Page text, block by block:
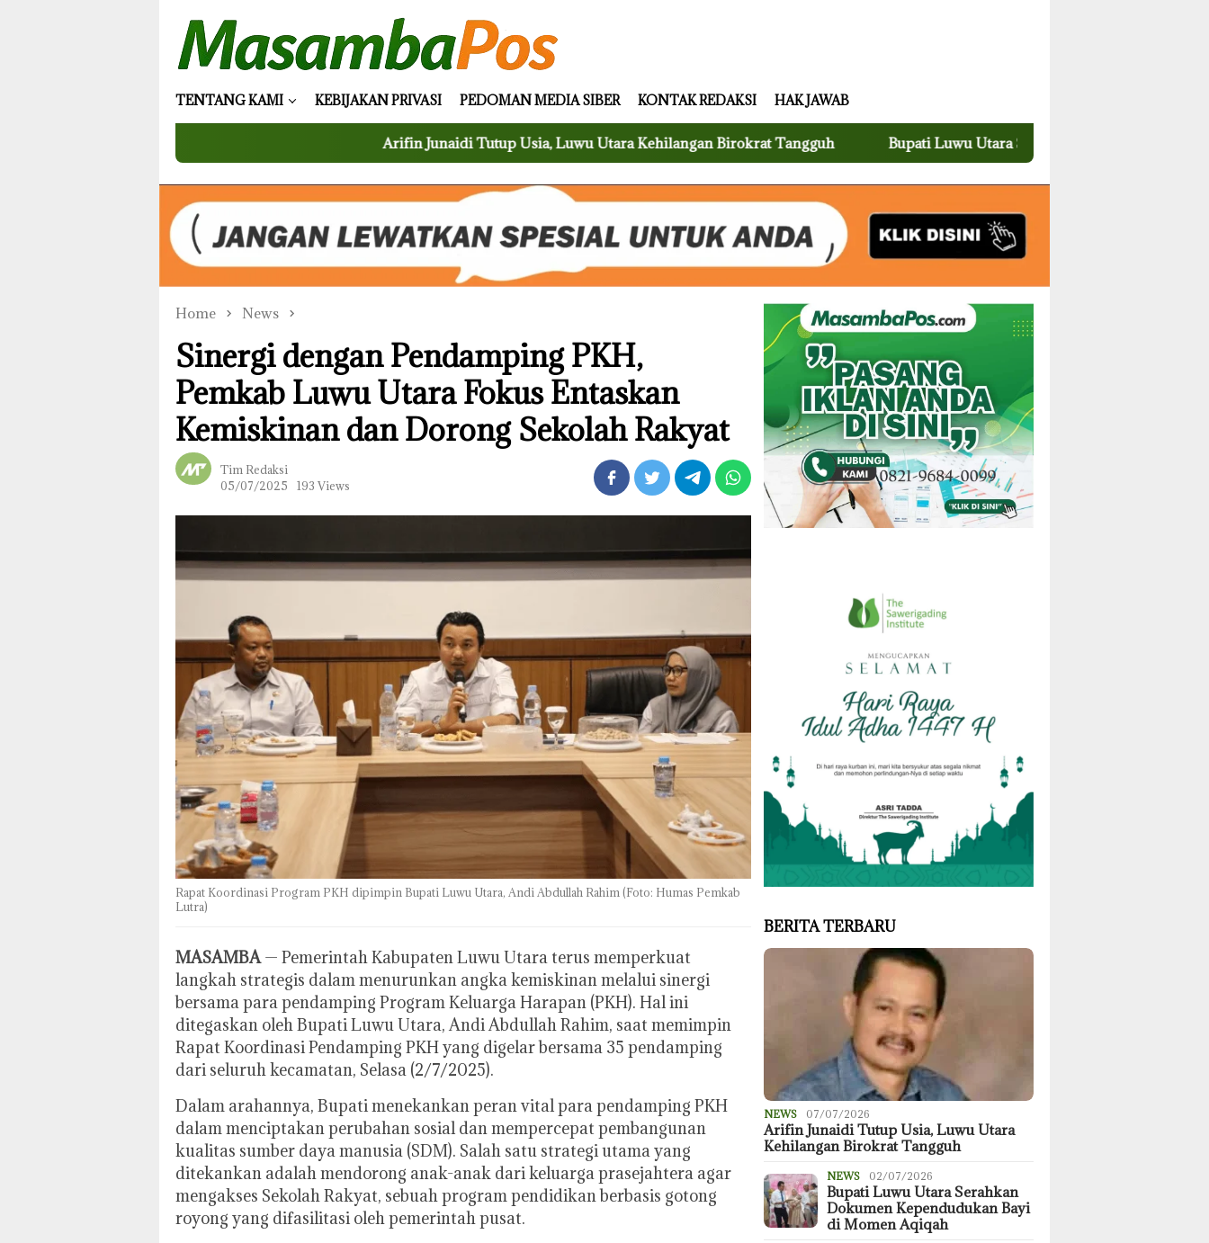
content
TENTANG KAMI KEBIJAKAN PRIVASI PEDOMAN MEDIA SIBER KONTAK REDAKSI HAK JAWAB
Arifin Junaidi Tutup Usia, Luwu Utara Kehilangan Birokrat Tangguh Bupati Luwu Utara Serahkan Dokumen Kependudukan Bayi di
Home News
Sinergi dengan Pendamping PKH,
Pemkab Luwu Utara Fokus Entaskan
Kemiskinan dan Dorong Sekolah Rakyat
Tim Redaksi
05/07/2025
193 Views
Rapat Koordinasi Program PKH dipimpin Bupati Luwu Utara, Andi Abdullah Rahim (Foto: Humas Pemkab
Lutra)
MASAMBA— Pemerintah Kabupaten Luwu Utara terus memperkuat
langkah strategis dalam menurunkan angka kemiskinan melalui sinergi
bersama para pendamping Program Keluarga Harapan (PKH). Hal ini
ditegaskan oleh Bupati Luwu Utara, Andi Abdullah Rahim, saat memimpin
Rapat Koordinasi Pendamping PKH yang digelar bersama 35 pendamping
dari seluruh kecamatan, Selasa (2/7/2025).
Dalam arahannya, Bupati menekankan peran vital para pendamping PKH
dalam menciptakan perubahan sosial dan mempercepat pembangunan
kualitas sumber daya manusia (SDM). Salah satu strategi utama yang
ditekankan adalah mendorong anak-anak dari keluarga prasejahtera agar
mengakses Sekolah Rakyat, sebuah program pendidikan berbasis gotong
royong yang difasilitasi oleh pemerintah pusat.
BERITA TERBARU
NEWS 07/07/2026
Arifin Junaidi Tutup Usia, Luwu Utara
Kehilangan Birokrat Tangguh
NEWS 02/07/2026
Bupati Luwu Utara Serahkan
Dokumen Kependudukan Bayi
di Momen Aqiqah